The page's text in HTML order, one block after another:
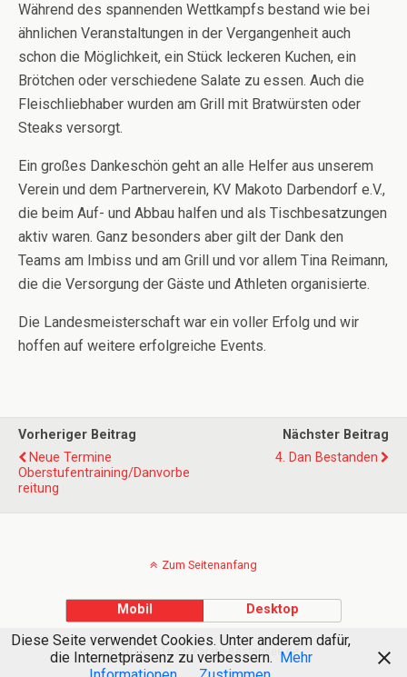
Während des spannenden Wettkampfs bestand wie bei
ähnlichen Veranstaltungen in der Vergangenheit auch
schon die Möglichkeit, ein Stück leckeren Kuchen, ein
Brötchen oder verschiedene Salate zu essen. Auch die
Fleischliebhaber wurden am Grill mit Bratwürsten oder
Steaks versorgt.
Ein großes Dankeschön geht an alle Helfer aus unserem
Verein und dem Partnerverein, KV Makoto Darbendorf e.V.,
die beim Auf- und Abbau halfen und als Tischbesatzungen
aktiv waren. Ganz besonders aber gilt der Dank den
Teams am Imbiss und am Grill und vor allem Tina Reimann,
die die Versorgung der Gäste und Athleten organisierte.
Die Landesmeisterschaft war ein voller Erfolg und wir
hoffen auf weitere erfolgreiche Events.
Vorheriger Beitrag
Neue Termine
Oberstufentraining/Danvorbe
Reitung
Nächster Beitrag
4. Dan Bestanden
Zum Seitenanfang
Mobil Desktop
© 2015-2016 SC Karate-Bestensee.de
Diese Seite verwendet Cookies. Unter anderem dafür,
die Internetpräsenz zu verbessern. Mehr